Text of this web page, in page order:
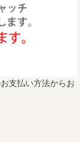
支払い方法からお